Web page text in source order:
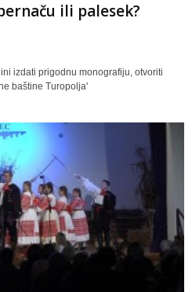
ili palesek?
izdati prigodnu monografiju, otvoriti
baštine Turopolja'